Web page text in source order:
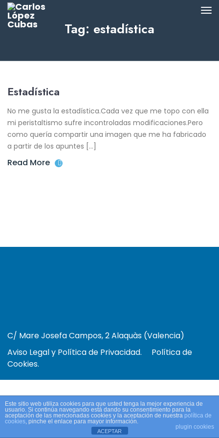
Tag: estadística
Estadística
No me gusta la estadística.Cada vez que me topo con ella
mi peristaltismo sufre incontroladas modificaciones.Pero
como quería compartir una imagen que me ha fabricado
a partir de los apuntes […]
Read More
C/ Mare Josefa Campos, 2 Alaquàs (Valencia)
Aviso Legal y Política de Privacidad.
Política de
Cookies.
Este sitio web utiliza cookies para que usted tenga la mejor experiencia de
usuario. Si continúa navegando está dando su consentimiento para la
aceptación de las mencionadas cookies y la aceptación de nuestra política de
cookies, pinche el enlace para mayor información.
plugin cookies
ACEPTAR